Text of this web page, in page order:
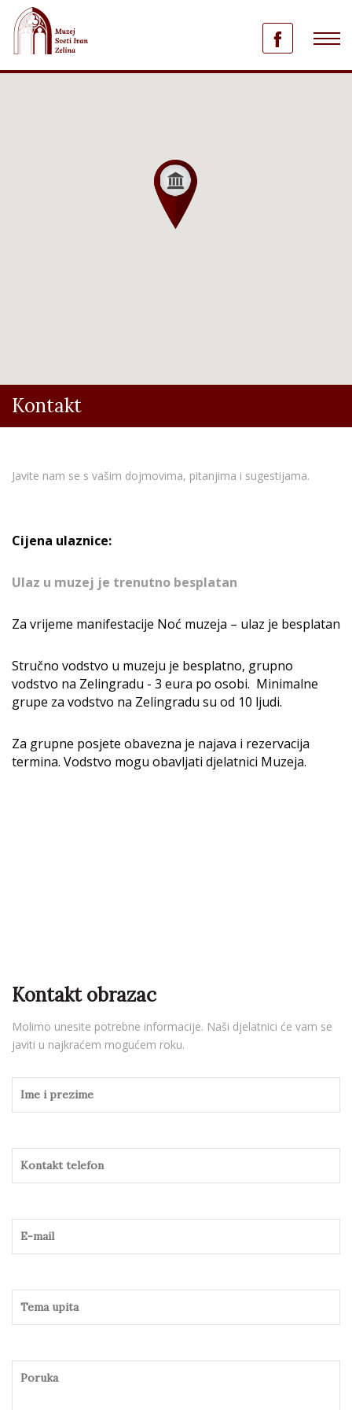
Kontakt
Javite nam se s vašim dojmovima, pitanjima i sugestijama.
Cijena ulaznice:
Ulaz u muzej je trenutno besplatan
Za vrijeme manifestacije Noć muzeja – ulaz je besplatan
Stručno vodstvo u muzeju je besplatno, grupno
vodstvo na Zelingradu - 3 eura po osobi. Minimalne
grupe za vodstvo na Zelingradu su od 10 ljudi.
Za grupne posjete obavezna je najava i rezervacija
termina. Vodstvo mogu obavljati djelatnici Muzeja.
Kontakt obrazac
Molimo unesite potrebne informacije. Naši djelatnici će vam se
javiti u najkraćem mogućem roku.